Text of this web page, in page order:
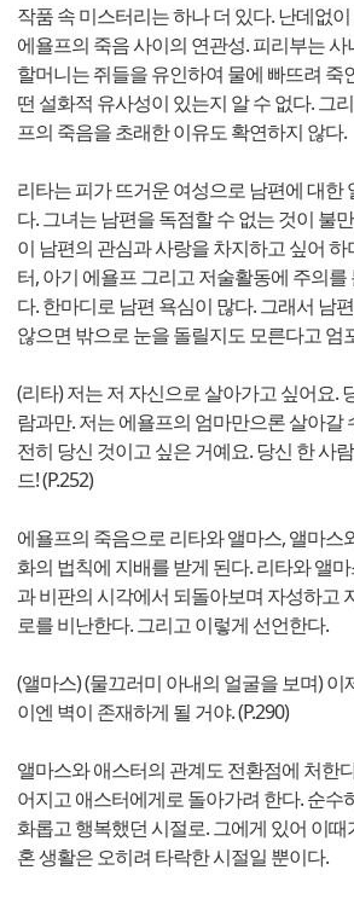
작품 속 미스터리는 하나 더 있다. 난데없
에욜프의 죽음 사이의 연관성. 피리부는
할머니는 쥐들을 유인하여 물에 빠뜨려 죽
떤 설화적 유사성이 있는지 알 수 없다. 그
프의 죽음을 초래한 이유도 확연하지 않다.
리타는 피가 뜨거운 여성으로 남편에 대한
다. 그녀는 남편을 독점할 수 없는 것이 불
이 남편의 관심과 사랑을 차지하고 싶어
터, 아기 에욜프 그리고 저술활동에 주의
다. 한마디로 남편 욕심이 많다. 그래서 남
않으면 밖으로 눈을 돌릴지도 모른다고 엄
(리타) 저는 저 자신으로 살아가고 싶어요.
람과만. 저는 에욜프의 엄마만으론 살아갈
전히 당신 것이고 싶은 거예요. 당신 한 사
드! (P.252)
에욜프의 죽음으로 리타와 앨마스, 앨마스
화의 법칙에 지배를 받게 된다. 리타와 앨
과 비판의 시각에서 되돌아보며 자성하고
로를 비난한다. 그리고 이렇게 선언한다.
(앨마스) (물끄러미 아내의 얼굴을 보며) 이
이엔 벽이 존재하게 될 거야. (P.290)
앨마스와 애스터의 관계도 전환점에 처한
어지고 애스터에게로 돌아가려 한다. 순수
화롭고 행복했던 시절로. 그에게 있어 이
혼 생활은 오히려 타락한 시절일 뿐이다.